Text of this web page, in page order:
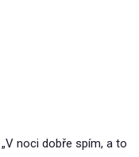
noci dobře spím, a to